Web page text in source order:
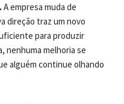
A empresa muda de
direção traz um novo
para produzir
nenhuma melhoria se
alguém continue olhando